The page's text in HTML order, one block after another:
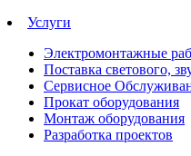
Услуги
Электромонтажные
Поставка светового,
Сервисное
Прокат оборудования
Монтаж оборудования
Разработка проектов